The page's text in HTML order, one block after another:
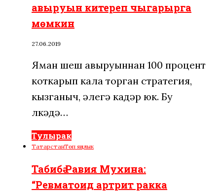
авыруын китереп чыгарырга
мөмкин
27.06.2019
Яман шеш авыруыннан 100 процент
коткарып кала торган стратегия,
кызганыч, әлегә кадәр юк. Бу
өлкәдә…
Тулырак
ТатарстанТөп яңалык
Табибә Равия Мухина:
“Ревматоид артрит ракка